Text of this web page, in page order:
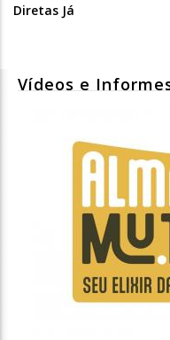
Diretas Já
Vídeos e